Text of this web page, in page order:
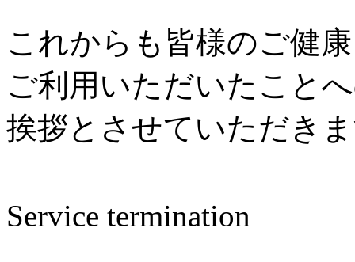
これからも皆様のご健
ご利用いただいたこと
挨拶とさせていただき
Service termination